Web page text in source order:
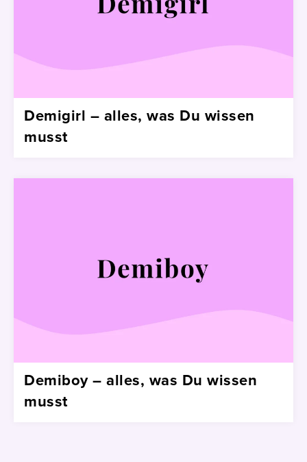
Demigirl – alles, was Du wissen
musst
Demiboy – alles, was Du wissen
musst